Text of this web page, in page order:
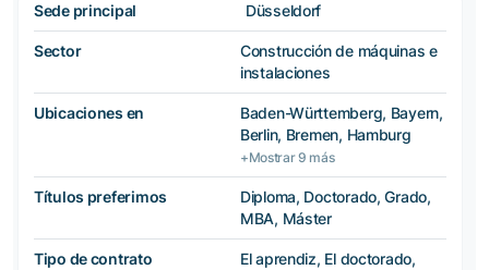
Sede principal Düsseldorf
Sector
Construcción de máquinas e
instalaciones
Ubicaciones en
Baden-Württemberg, Bayern,
Berlin, Bremen, Hamburg
+Mostrar 9 más
Títulos preferimos
Diploma, Doctorado, Grado,
MBA, Máster
Tipo de contrato
El aprendiz, El doctorado,